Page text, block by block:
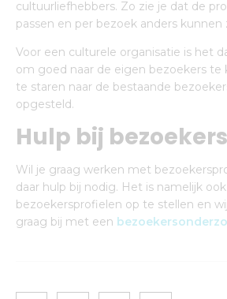
cultuurliefhebbers. Zo zie je dat de
passen en per bezoek anders kunnen
Voor een culturele organisatie is het
om goed naar de eigen bezoekers te
te staren naar de bestaande
opgesteld.
Hulp bij
Wil je graag werken met
daar hulp bij nodig. Het is namelijk
bezoekersprofielen op te stellen en
graag bij met een